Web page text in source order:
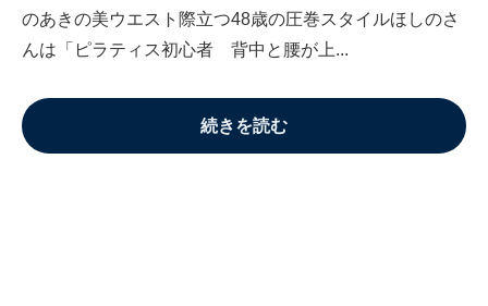
のあきの美ウエスト際立つ48歳の圧巻スタイルほしのさ
んは「ピラティス初心者 背中と腰が上...
続きを読む